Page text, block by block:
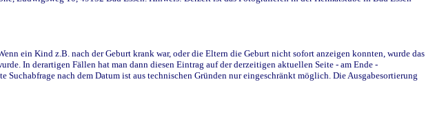
ein Kind z.B. nach der Geburt krank war, oder die Eltern die Geburt nicht sofort anzeigen konnten, wurde das
In derartigen Fällen hat man dann diesen Eintrag auf der derzeitigen aktuellen Seite - am Ende -
nach dem Datum ist aus technischen Gründen nur eingeschränkt möglich. Die Ausgabesortierung